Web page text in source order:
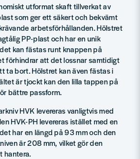
utformat skaft tillverkat av
som ger ett säkert och bekvämt
arbetsförhållanden. Hölstret
PP-plast och har en unik
kan fästas runt knappen på
förhindrar att det lossnar samtidigt
ta bort. Hölstret kan även fästas i
är tjockt kan den lilla tappen på
bättre passform.
HVK levereras vanligtvis med
HVK-PH levereras istället med en
har en längd på 93 mm och den
är 208 mm, vilket gör den
hantera.